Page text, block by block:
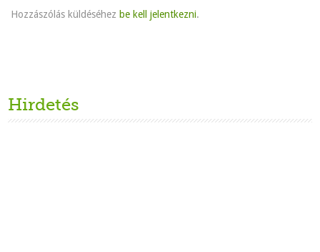
Hozzászólás küldéséhez be kell jelentkezni.
Hirdetés